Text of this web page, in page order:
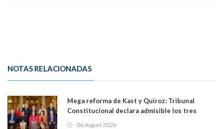
NOTAS RELACIONADAS
Mega reforma de Kast y Quiroz: Tribunal
Constitucional declara admisible los tres
06 August 2026